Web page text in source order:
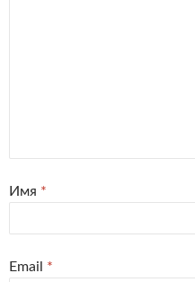
Имя *
Email *